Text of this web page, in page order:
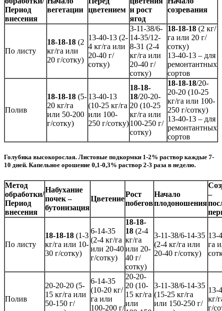
Период
внесения
вегетации цветением и рост
ягод
созревания
По листу
18-18-18 (2
кг/га или
20 г/сотку)
13-40-13 (2-
4 кг/га или
20-40 г/
сотку)
3-11-38/6-
14-35/12-
8-31 (2-4
кг/га или
20-40 г/
сотку)
18-18-18 (2 кг/
га или 20 г/
сотку)
13-40-13 – для
ремонтантных
сортов
Полив
18-18-18 (5-
20 кг/га
или 50-200
г/сотку)
13-40-13
(10-25 кг/га
или 100-
250 г/сотку)
18-18-
18/20-20-
20 (10-25
кг/га или
100-250 г/
сотку)
18-18-18/20-
20-20 (10-25
кг/га или 100-
250 г/сотку)
13-40-13 – для
ремонтантных
сортов
Голубика высокорослая. Листовые подкормки 1-2% раствор каждые 7-
10 дней. Капельное орошение 0,1-0,3% раствор 2-3 раза в неделю.
Метод
обработки/
Период
внесения
Набухание
почек –
бутонизация
Цветение
Рост
побегов
Начало
плодоношения
–
По листу
18-18-18 (1-3
кг/га или 10-
30 г/сотку)
6-14-35
(2-4 кг/га
или 20-40
г/сотку)
18-18-
18 (2-4
кг/га
или 20-
40 г/
сотку)
3-11-38/6-14-35
(2-4 кг/га или
20-40 г/сотку)
13-
га
Полив
20-20-20 (5-
15 кг/га или
50-150 г/
6-14-35
(10-20 кг/
га или
100-200 г/
20-20-
20 (10-
15 кг/га
или
3-11-38/6-14-35
(15-25 кг/га
или 150-250 г/
13-
кг/
г/